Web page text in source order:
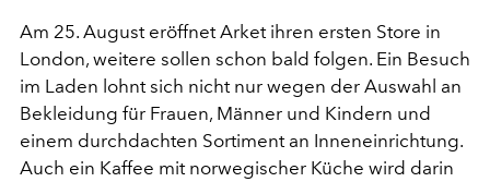
Am 25. August eröffnet Arket ihren ersten Store in
London, weitere sollen schon bald folgen. Ein Besuch
im Laden lohnt sich nicht nur wegen der Auswahl an
Bekleidung für Frauen, Männer und Kindern und
einem durchdachten Sortiment an Inneneinrichtung.
Auch ein Kaffee mit norwegischer Küche wird darin